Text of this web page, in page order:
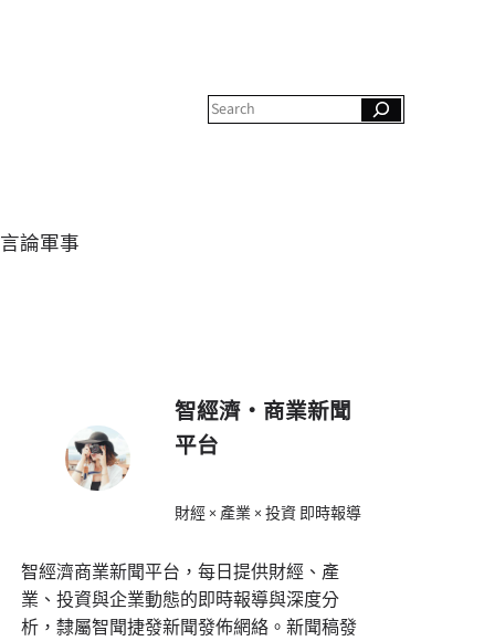
c
言論軍事
智經濟・商業新聞
平台
財經 × 產業 × 投資 即時報導
智經濟商業新聞平台，每日提供財經、產
業、投資與企業動態的即時報導與深度分
析，隸屬智聞捷發新聞發佈網絡。新聞稿發